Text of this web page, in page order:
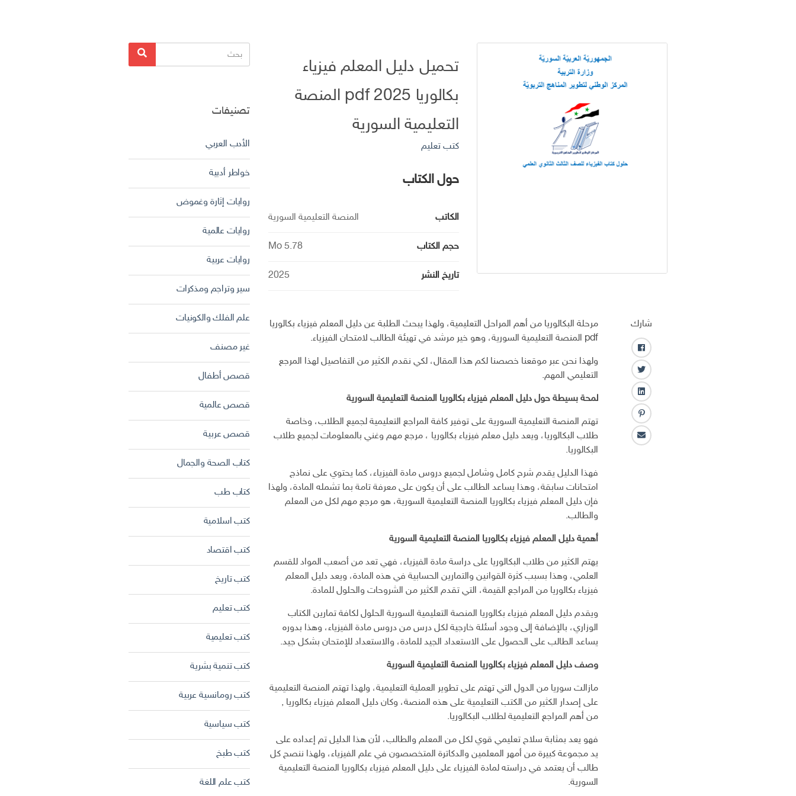
تحميل دليل المعلم فيزياء
بكالوريا 2025 pdf المنصة
التعليمية السورية
كتب تعليم
حول الكتاب
الكاتب المنصة التعليمية السورية
حجم الكتاب 5.78 Mo
تاريخ النشر 2025
شارك
ف
ا
ي
س
ب
و
ك
ت
و
ي
ت
ر
ل
ي
ن
ك
ـ
ب
ن
تا
مرحلة البكالوريا من أهم المراحل التعليمية، ولهذا يبحث الطلبة عن دليل المعلم فيزياء بكالوريا
pdf المنصة التعليمية السورية، وهو خير مرشد في تهيئة الطالب لامتحان الفيزياء.
ولهذا نحن عبر موقعنا خصصنا لكم هذا المقال، لكي نقدم الكثير من التفاصيل لهذا المرجع
التعليمي المهم.
لمحة بسيطة حول دليل المعلم فيزياء بكالوريا المنصة التعليمية السورية
تهتم المنصة التعليمية السورية على توفير كافة المراجع التعليمية لجميع الطلاب، وخاصة
طلاب البكالوريا، ويعد دليل معلم فيزياء بكالوريا ، مرجع مهم وغني بالمعلومات لجميع طلاب
البكالوريا.
فهذا الدليل يقدم شرح كامل وشامل لجميع دروس مادة الفيزياء، كما يحتوي على نماذج
امتحانات سابقة، وهذا يساعد الطالب على أن يكون على معرفة تامة بما تشمله المادة، ولهذا
فإن دليل المعلم فيزياء بكالوريا المنصة التعليمية السورية، هو مرجع مهم لكل من المعلم
والطالب.
أهمية دليل المعلم فيزياء بكالوريا المنصة التعليمية السورية
يهتم الكثير من طلاب البكالوريا على دراسة مادة الفيزياء، فهي تعد من أصعب المواد للقسم
العلمي، وهذا بسبب كثرة القوانين والتمارين الحسابية في هذه المادة، ويعد دليل المعلم
فيزياء بكالوريا من المراجع القيمة، التي تقدم الكثير من الشروحات والحلول للمادة.
ويقدم دليل المعلم فيزياء بكالوريا المنصة التعليمية السورية الحلول لكافة تمارين الكتاب
الوزاري، بالإضافة إلى وجود أسئلة خارجية لكل درس من دروس مادة الفيزياء، وهذا بدوره
يساعد الطالب على الحصول على الاستعداد الجيد للمادة، والاستعداد للإمتحان بشكل جيد.
وصف دليل المعلم فيزياء بكالوريا المنصة التعليمية السورية
مازالت سوريا من الدول التي تهتم على تطوير العملية التعليمية، ولهذا تهتم المنصة التعليمية
على إصدار الكثير من الكتب التعليمية على هذه المنصة، وكان دليل المعلم فيزياء بكالوريا ,
من أهم المراجع التعليمية لطلاب البكالوريا.
فهو يعد بمثابة سلاح تعليمي قوي لكل من المعلم والطالب، لأن هذا الدليل تم إعداده على
يد مجموعة كبيرة من أمهر المعلمين والدكاترة المتخصصون في علم الفيزياء، ولهذا ننصح كل
طالب أن يعتمد في دراسته لمادة الفيزياء على دليل المعلم فيزياء بكالوريا المنصة التعليمية
السورية.
البحث
عن:
بحث
تصنيفات
الأدب العربي
خواطر أدبية
روايات إثارة وغموض
روايات عالمية
روايات عربية
سير وتراجم ومذكرات
علم الفلك والكونيات
غير مصنف
قصص أطفال
قصص عالمية
قصص عربية
كتاب الصحة والجمال
كتاب طب
كتب اسلامية
كتب اقتصاد
كتب تاريخ
كتب تعليم
كتب تعليمية
كتب تنمية بشرية
كتب رومانسية عربية
كتب سياسية
كتب طبخ
كتب علم اللغة